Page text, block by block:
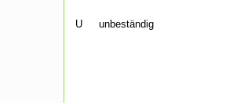
U unbeständig